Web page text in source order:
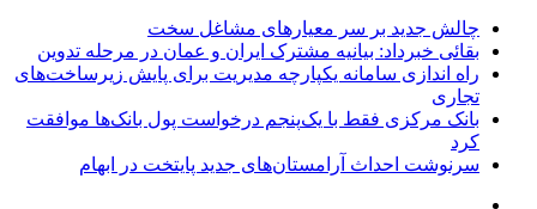
چالش جدید بر سر معیارهای مشاغل سخت
بقائی خبرداد: بیانیه مشترک ایران و عمان در مرحله تدوین
راه اندازی سامانه یکپارچه مدیریت برای پایش زیرساخت‌های
تجاری
بانک مرکزی فقط با یک‌‎پنجم درخواست پول بانک‌ها موافقت
کرد
سرنوشت احداث آرامستان‌های جدید پایتخت در ابهام